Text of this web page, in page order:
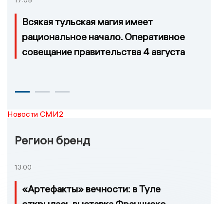
Всякая тульская магия имеет
рациональное начало. Оперативное
совещание правительства 4 августа
Новости СМИ2
Регион бренд
13:00
«Артефакты» вечности: в Туле